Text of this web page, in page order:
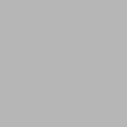
w tym zawodzie liczy
Na zajęciach nauczyli
HACCP.